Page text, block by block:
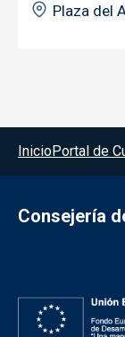
Plaza del
Menú del
InicioPortal de
Consejería